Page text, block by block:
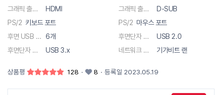
그래픽 출력단자
HDMI 그래픽 출력단자
D-SUB
PS/2 키보드 포트 PS/2 마우스 포트
후면 USB 총 단자수 6개 후면단자 종류
USB 2.0
후면단자 종류
USB 3.x 네트워크 사양 기가비트 랜
상품평 128 · 8 · 등록일 2023.05.19